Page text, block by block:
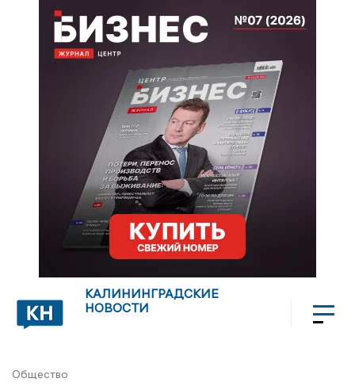
КАЛИНИНГРАДСКИЕ
НОВОСТИ
Общество